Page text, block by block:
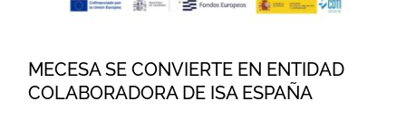
MECESA SE CONVIERTE EN ENTIDAD
COLABORADORA DE ISA ESPAÑA